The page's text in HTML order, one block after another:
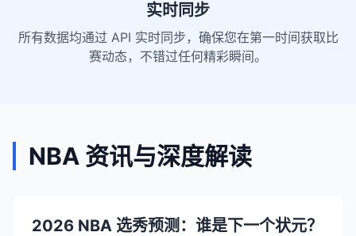
实时同步
所有数据均通过 API 实时同步，确保您在第一时间获取比
赛动态，不错过任何精彩瞬间。
NBA 资讯与深度解读
2026 NBA 选秀预测：谁是下一个状元？